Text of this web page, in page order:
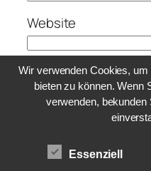
Website
Wir verwenden Cookies,
bieten zu können. Wenn
verwenden,
Essenziell